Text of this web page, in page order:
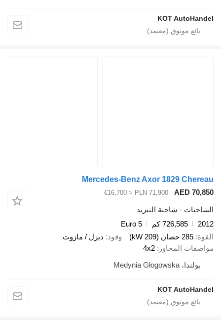
KOT AutoHandel
Mercedes-Benz Axor 1829 Chereau
AED 70,850
PLN 71,900
≈ €16,700
الشاحنات - شاحنة التبريد
2012
726,585 كم
Euro 5
القوة 285 حصان (209 kW) وقود ديزل / مازوت
مواصفات المحاور
4x2
بولندا، Medynia Głogowska
KOT AutoHandel